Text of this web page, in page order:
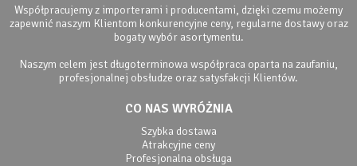
Współpracujemy z importerami i producentami, dzięki czemu możemy
zapewnić naszym Klientom konkurencyjne ceny, regularne dostawy oraz
bogaty wybór asortymentu.
Naszym celem jest długoterminowa współpraca oparta na zaufaniu,
profesjonalnej obsłudze oraz satysfakcji Klientów.
CO NAS WYRÓŻNIA
Szybka dostawa
Atrakcyjne ceny
Profesjonalna obsługa